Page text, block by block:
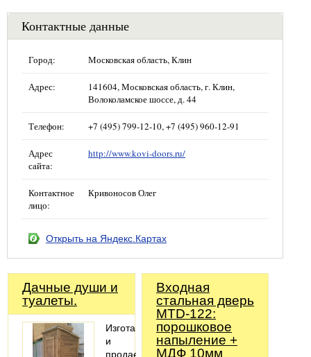
Контактные данные
Город: Московская область, Клин
Адрес:
141604, Московская область, г. Клин,
Волоколамское шоссе, д. 44
Телефон: +7 (495) 799-12-10, +7 (495) 960-12-91
Адрес
сайта:
http://www.kovi-doors.ru/
Контактное
лицо:
Кривоносов Олег
Открыть на Яндекс.Картах
Дачные души и
туалеты.
Изготавливаем
и
продаем
Входная
стальная дверь
MTD-122:
порошковое
напыление +
МДФ 10мм